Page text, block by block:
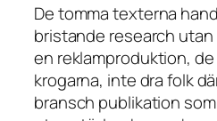
De tomma texterna
bristande research
en reklamproduktion,
krogarna, inte dra folk
bransch publikation